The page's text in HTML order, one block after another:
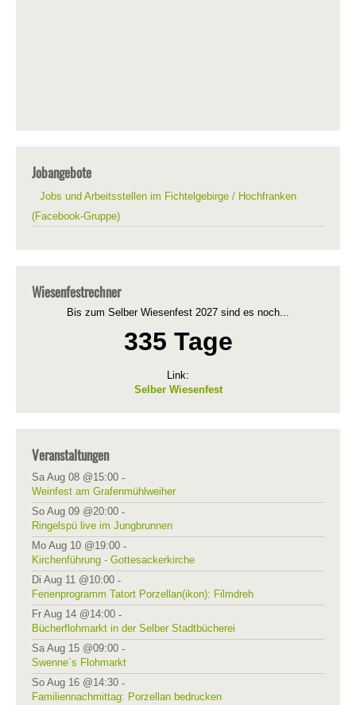
Jobangebote
Jobs und Arbeitsstellen im Fichtelgebirge / Hochfranken
(Facebook-Gruppe)
Wiesenfestrechner
Bis zum Selber Wiesenfest 2027 sind es noch...
335 Tage
Link:
Selber Wiesenfest
Veranstaltungen
Sa Aug 08 @15:00 -
Weinfest am Grafenmühlweiher
So Aug 09 @20:00 -
Ringelspü live im Jungbrunnen
Mo Aug 10 @19:00 -
Kirchenführung - Gottesackerkirche
Di Aug 11 @10:00 -
Ferienprogramm Tatort Porzellan(ikon): Filmdreh
Fr Aug 14 @14:00 -
Bücherflohmarkt in der Selber Stadtbücherei
Sa Aug 15 @09:00 -
Swenne´s Flohmarkt
So Aug 16 @14:30 -
Familiennachmittag: Porzellan bedrucken